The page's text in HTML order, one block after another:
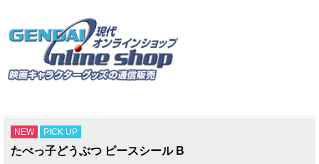
NEW PICK UP
たべっ子どうぶつ ピースシール B